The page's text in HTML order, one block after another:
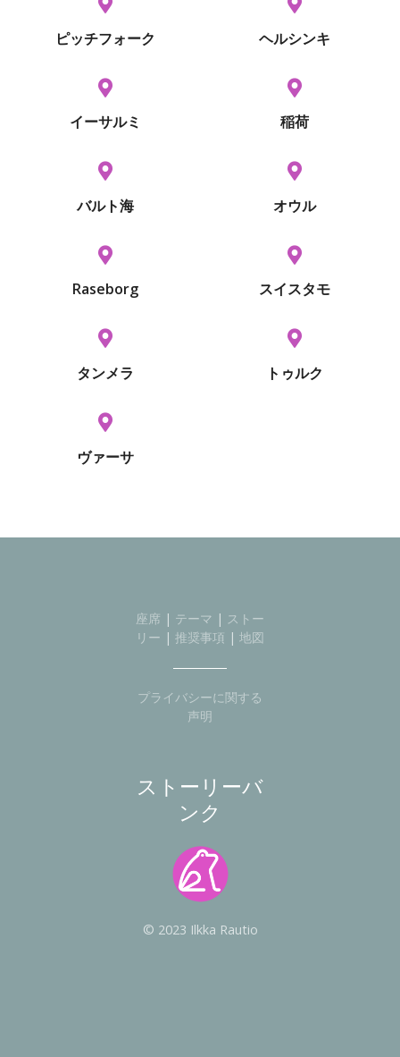
ピッチフォーク ヘルシンキ
イーサルミ 稲荷
バルト海 オウル
Raseborg スイスタモ
タンメラ トゥルク
ヴァーサ
座席 | テーマ | ストー
リー | 推奨事項 | 地図
プライバシーに関する
声明
ストーリーバ
ンク
© 2023 Ilkka Rautio